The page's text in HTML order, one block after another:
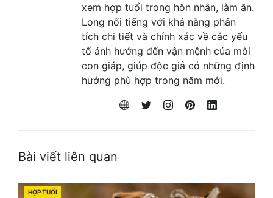
xem hợp tuổi trong hôn nhân, làm ăn.
Long nổi tiếng với khả năng phân
tích chi tiết và chính xác về các yếu
tố ảnh hưởng đến vận mệnh của mỗi
con giáp, giúp độc giả có những định
hướng phù hợp trong năm mới.
Bài viết liên quan
CATEGORIES
HỢP TUỔI